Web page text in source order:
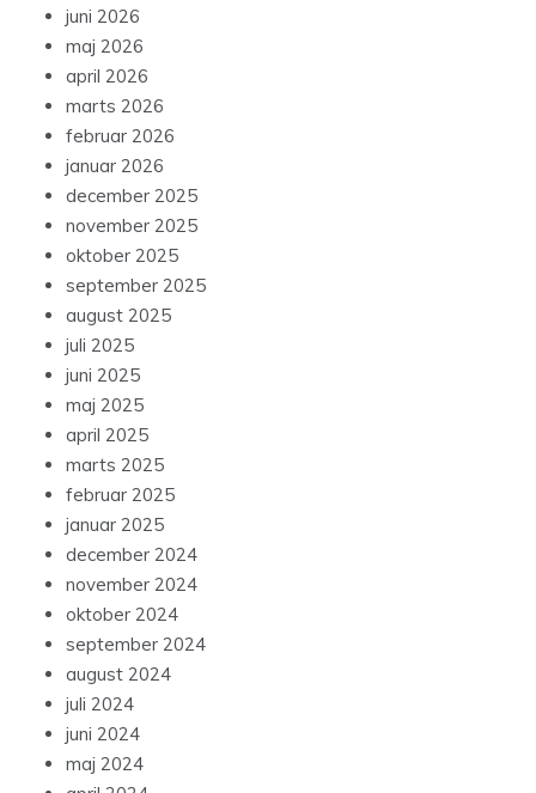
juni 2026
maj 2026
april 2026
marts 2026
februar 2026
januar 2026
december 2025
november 2025
oktober 2025
september 2025
august 2025
juli 2025
juni 2025
maj 2025
april 2025
marts 2025
februar 2025
januar 2025
december 2024
november 2024
oktober 2024
september 2024
august 2024
juli 2024
juni 2024
maj 2024